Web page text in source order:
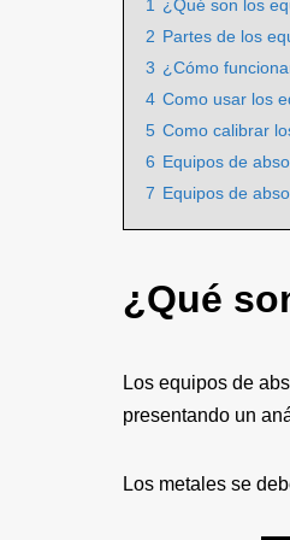
1
¿Qué son los
2 Partes de los
3 ¿Cómo
4 Como usar los
5 Como calibrar
6 Equipos de
7 Equipos de
¿Qué
Los equipos de
presentando un
Los metales se